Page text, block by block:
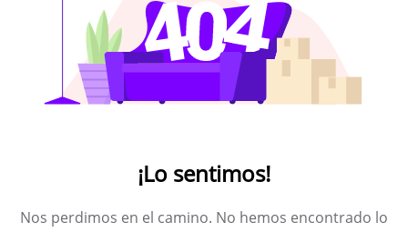
¡Lo sentimos!
Nos perdimos en el camino. No hemos encontrado lo